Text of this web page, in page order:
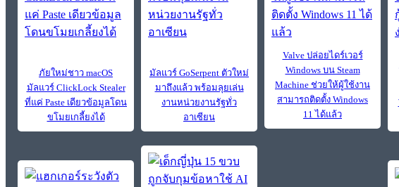
ภัยใหม่ชาว macOS
มัลแวร์ ClickLock Stealer
ที่แค่ Paste เดียวข้อมูลโดน
ขโมยเกลี้ยงได้
มัลแวร์ GoSerpent ตัวใหม่
มาถึงแล้ว พร้อมลุยเล่น
งานหน่วยงานรัฐทั่ว
อาเซียน
Valve ปล่อยไดร์เวอร์
Windows บน Steam
Machine ช่วยให้ผู้ใช้งาน
สามารถติดตั้ง Windows
11 ได้แล้ว